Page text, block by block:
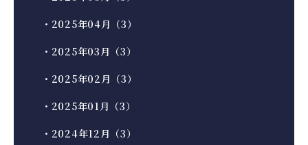
・2025年04月（3）
・2025年03月（3）
・2025年02月（3）
・2025年01月（3）
・2024年12月（3）